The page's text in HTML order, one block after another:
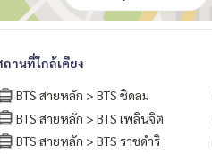
ถานที่ใกล้เคียง
BTS สายหลัก > BTS ชิดลม
BTS สายหลัก > BTS เพลินจิต
BTS สายหลัก > BTS ราชดำริ